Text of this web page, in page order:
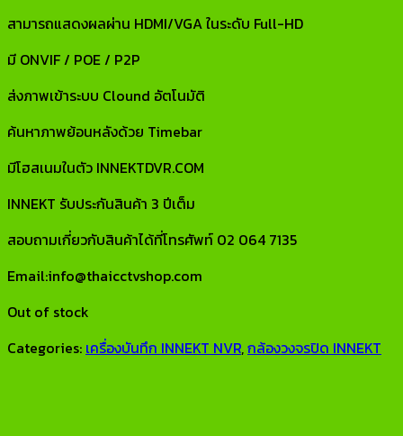
สามารถแสดงผลผ่าน HDMI/VGA ในระดับ Full-HD
มี ONVIF / POE / P2P
ส่งภาพเข้าระบบ Clound อัตโนมัติ
ค้นหาภาพย้อนหลังด้วย Timebar
มีโฮสเนมในตัว INNEKTDVR.COM
INNEKT รับประกันสินค้า 3 ปีเต็ม
สอบถามเกี่ยวกับสินค้าได้ที่โทรศัพท์ 02 064 7135
Email:info@thaicctvshop.com
Out of stock
Categories: เครื่องบันทึก INNEKT NVR,กล้องวงจรปิด INNEKT